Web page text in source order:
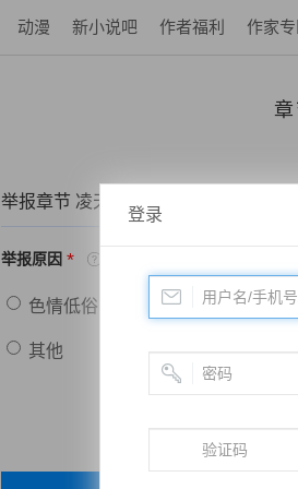
动漫 新小说吧 作者福利 作家
举报章节 凌天战魂——第1011章 三个
举报原因 *
色情低俗 政治敏感
其他
登录